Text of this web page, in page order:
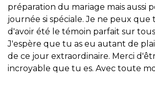
préparation du mariage mais aussi
journée si spéciale. Je ne peux que
d'avoir été le témoin parfait sur
J'espère que tu as eu autant de
de ce jour extraordinaire. Merci
incroyable que tu es. Avec toute